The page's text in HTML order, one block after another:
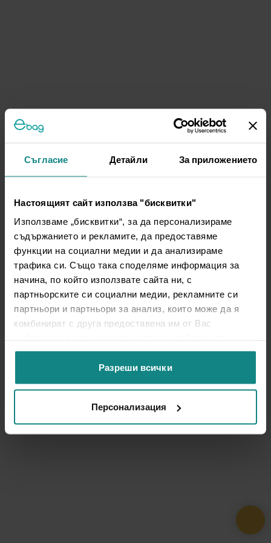
Съгласие Детайли За приложението
Настоящият сайт използва "бисквитки"
Използваме „бисквитки“, за да персонализираме
съдържанието и рекламите, да предоставяме
функции на социални медии и да анализираме
трафика си. Също така споделяме информация за
начина, по който използвате сайта ни, с
партньорските си социални медии, рекламните си
партньори и партньори за анализ, които може да я
комбинират с друга предоставена им от Вас
ползването от Ваша страна на услугите им.
Разреши всички
Персонализация